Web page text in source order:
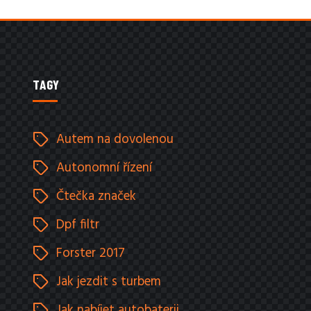
TAGY
Autem na dovolenou
Autonomní řízení
Čtečka značek
Dpf filtr
Forster 2017
Jak jezdit s turbem